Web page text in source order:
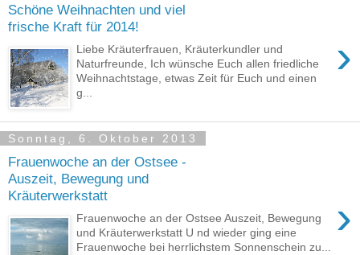
Schöne Weihnachten und viel
frische Kraft für 2014!
›
Liebe Kräuterfrauen, Kräuterkundler und
Naturfreunde, Ich wünsche Euch allen friedliche
Weihnachtstage, etwas Zeit für Euch und einen
g...
Sonntag, 6. Oktober 2013
Frauenwoche an der Ostsee -
Auszeit, Bewegung und
Kräuterwerkstatt
›
Frauenwoche an der Ostsee Auszeit, Bewegung
und Kräuterwerkstatt U nd wieder ging eine
Frauenwoche bei herrlichstem Sonnenschein zu...